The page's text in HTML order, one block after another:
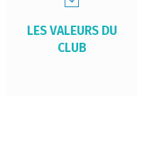
LES VALEURS DU
CLUB